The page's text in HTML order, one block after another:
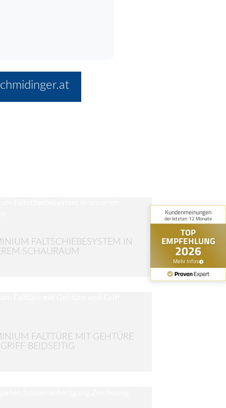
FALTSCHIEBESYSTEM IN
SCHAURAUM
FALTTÜRE MIT GEHTÜRE
BEIDSEITIG